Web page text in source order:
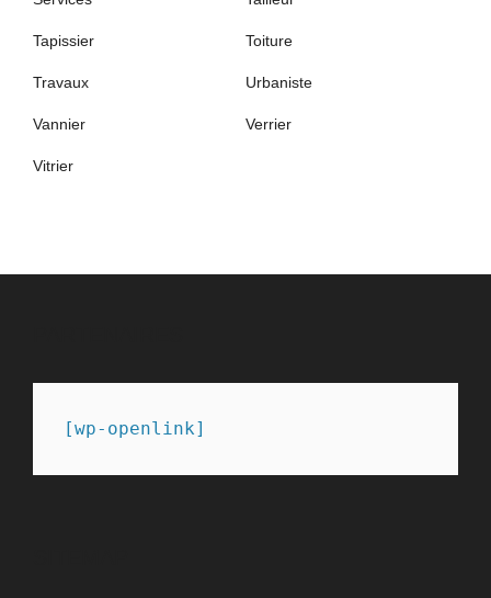
Tapissier Toiture
Travaux Urbaniste
Vannier Verrier
Vitrier
[wp-openlink]